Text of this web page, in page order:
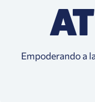
Empoderando a